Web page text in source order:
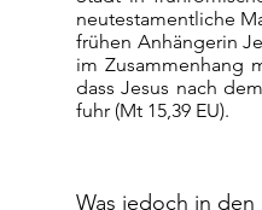
neutestamentliche
frühen Anhängerin
im Zusammenhang
dass Jesus nach
fuhr (Mt 15,39 EU).
Was jedoch in